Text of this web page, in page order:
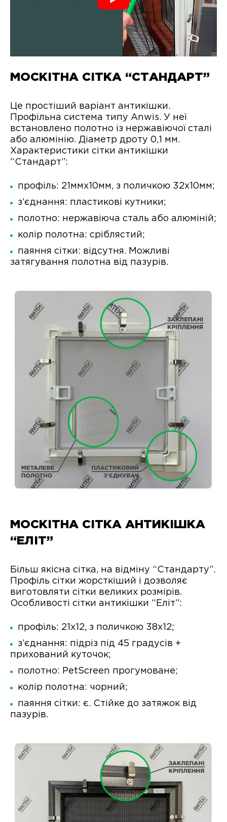
МОСКІТНА СІТКА “СТАНДАРТ”
Це простіший варіант антикішки.
Профільна система типу Anwis. У неї
встановлено полотно із нержавіючої сталі
або алюмінію. Діаметр дроту 0,1 мм.
Характеристики сітки антикішки
“Стандарт”:
профіль: 21ммх10мм, з поличкою 32х10мм;
з’єднання: пластикові кутники;
полотно: нержавіюча сталь або алюміній;
колір полотна: сріблястий;
паяння сітки: відсутня. Можливі
затягування полотна від пазурів.
МОСКІТНА СІТКА АНТИКІШКА
“ЕЛІТ”
Більш якісна сітка, на відміну “Стандарту”.
Профіль сітки жорсткіший і дозволяє
виготовляти сітки великих розмірів.
Особливості сітки антикішки “Еліт”:
профіль: 21х12, з поличкою 38х12;
з’єднання: підріз під 45 градусів +
прихований куточок;
полотно: PetScreen прогумоване;
колір полотна: чорний;
паяння сітки: є. Стійке до затяжок від
пазурів.